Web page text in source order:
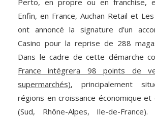
Perto, en propre ou en franchise,
Enfin, en France, Auchan Retail et
ont annoncé la signature d’un
Casino pour la reprise de 288
Dans le cadre de cette démarche
France intégrera 98 points de
supermarchés), principalement
régions en croissance économique et
(Sud, Rhône-Alpes, Ile-de-